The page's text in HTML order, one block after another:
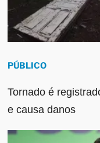
PÚBLICO
Tornado é
e causa danos